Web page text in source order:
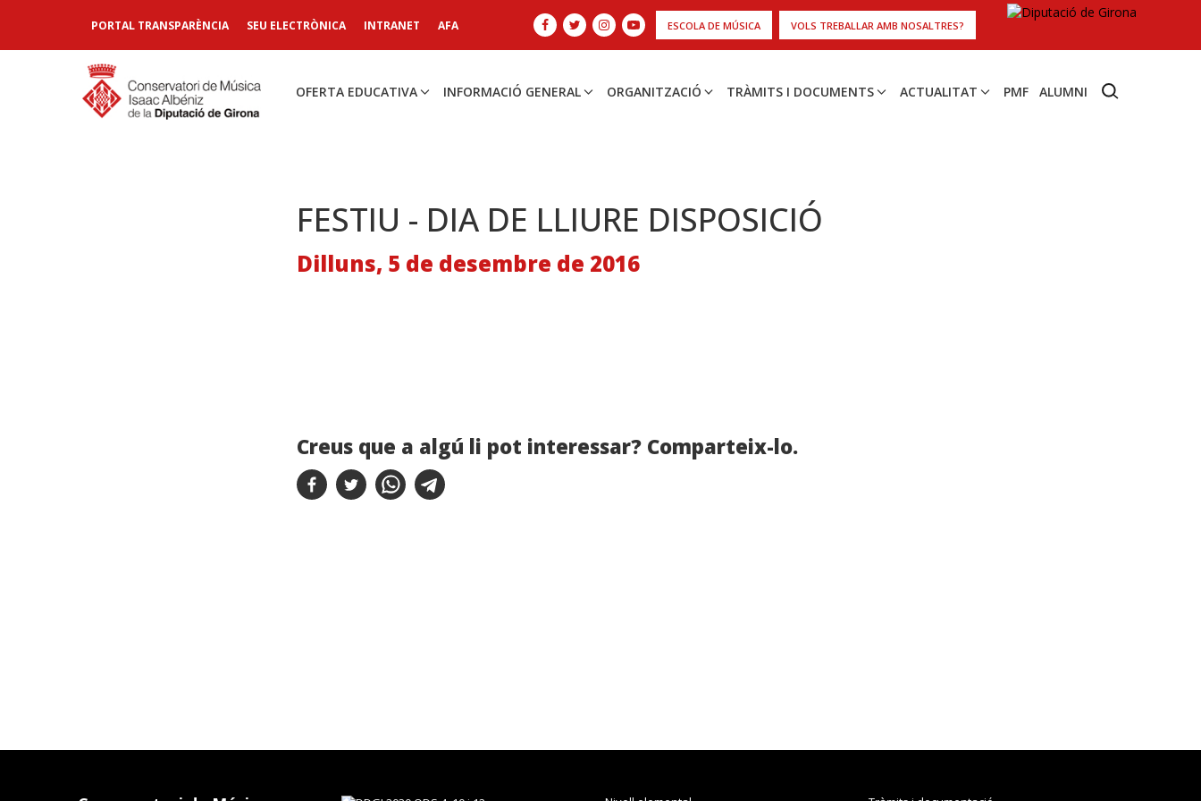
PORTAL TRANSPARÈNCIA SEU ELECTRÒNICA INTRANET AFA ESCOLA DE MÚSICA VOLS TREBALLAR AMB NOSALTRES?
OFERTA EDUCATIVA INFORMACIÓ GENERAL ORGANITZACIÓ TRÀMITS I DOCUMENTS ACTUALITAT PMF ALUMNI
FESTIU - DIA DE LLIURE DISPOSICIÓ
Dilluns, 5 de desembre de 2016
Creus que a algú li pot interessar? Comparteix-lo.